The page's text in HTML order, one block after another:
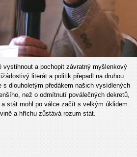
vystihnout a pochopit závratný myšlenkový
literát a politik přepadl na druhou
s dlouholetým předákem našich vysídlených
než o odmítnutí poválečných dekretů,
stát mohl po válce začít s velkým úklidem.
a hříchu zůstává rozum stát.